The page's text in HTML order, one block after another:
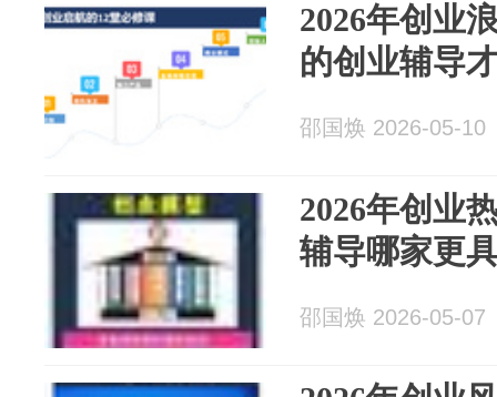
2026年创业
的创业辅导
邵国焕 2026-05-10
2026年创业
辅导哪家更
邵国焕 2026-05-07